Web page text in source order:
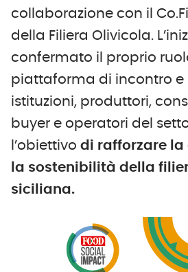
collaborazione con il
della Filiera Olivicola.
confermato il proprio
piattaforma di incontro e
istituzioni, produttori,
buyer e operatori del
l’obiettivo di rafforzare
la sostenibilità della
siciliana.